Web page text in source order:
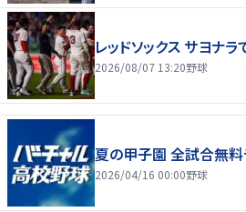
レッドソックス サヨナ
2026/08/07 13:20野球
夏の甲子園 全試合無料
2026/04/16 00:00野球